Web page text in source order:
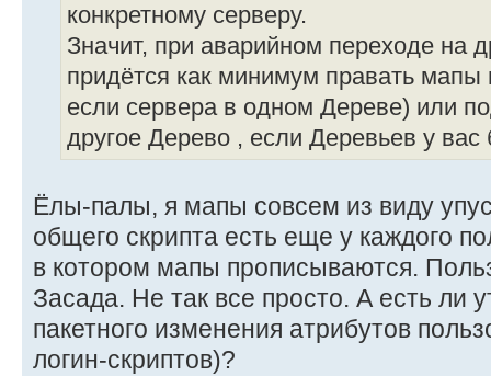
конкретному серверу.
Значит, при аварийном переходе на
придётся как минимум правать мапы
если сервера в одном Дереве) или
другое Дерево , если Деревьев у вас
Ёлы-палы, я мапы совсем из виду
общего скрипта есть еще у каждого
в котором мапы прописываются.
Засада. Не так все просто. А есть ли
пакетного изменения атрибутов
логин-скриптов)?